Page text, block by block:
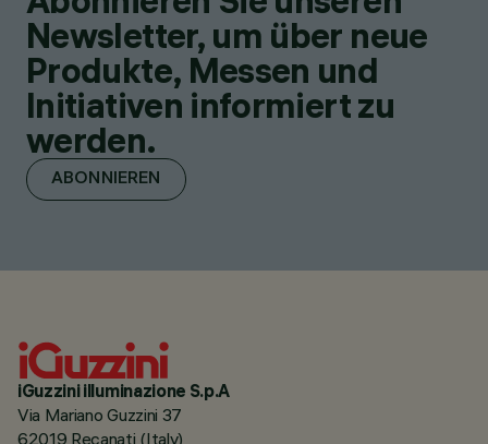
Newsletter, um über neue
Produkte, Messen und
Initiativen informiert zu
werden.
ABONNIEREN
iGuzzini illuminazione S.p.A
Via Mariano Guzzini 37
62019 Recanati (Italy)